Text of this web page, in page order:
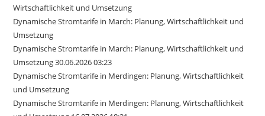
Wirtschaftlichkeit und Umsetzung
Dynamische Stromtarife in March: Planung, Wirtschaftlichkeit und
Umsetzung
Dynamische Stromtarife in March: Planung, Wirtschaftlichkeit und
Umsetzung 30.06.2026 03:23
Dynamische Stromtarife in Merdingen: Planung, Wirtschaftlichkeit
und Umsetzung
Dynamische Stromtarife in Merdingen: Planung, Wirtschaftlichkeit